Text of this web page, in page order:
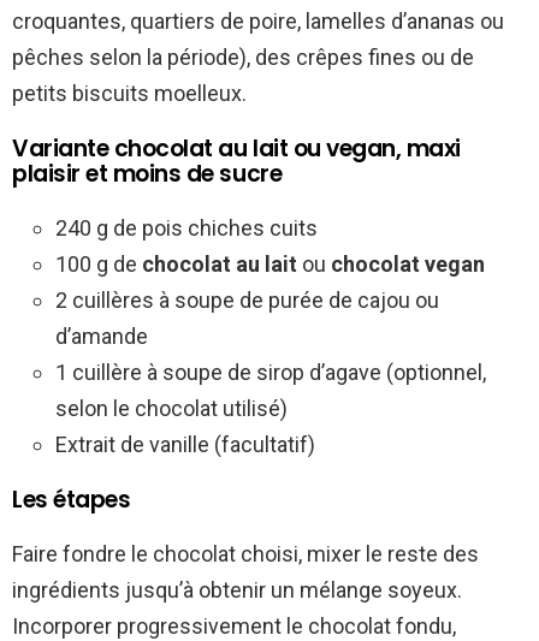
croquantes, quartiers de poire, lamelles d’ananas ou
pêches selon la période), des crêpes fines ou de
petits biscuits moelleux.
Variante chocolat au lait ou vegan, maxi
plaisir et moins de sucre
240 g de pois chiches cuits
100 g de chocolat au lait ou chocolat vegan
2 cuillères à soupe de purée de cajou ou
d’amande
1 cuillère à soupe de sirop d’agave (optionnel,
selon le chocolat utilisé)
Extrait de vanille (facultatif)
Les étapes
Faire fondre le chocolat choisi, mixer le reste des
ingrédients jusqu’à obtenir un mélange soyeux.
Incorporer progressivement le chocolat fondu,